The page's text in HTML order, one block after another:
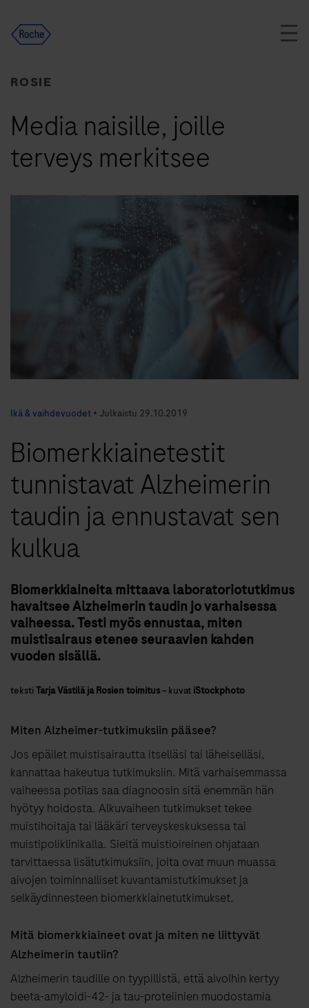
content
ROSIE
Media naisille, joille
terveys merkitsee
Ikä & vaihdevuodet • Julkaistu 29.10.2019
Biomerkkiaine­testit
tunnistavat Alzheimerin
taudin ja ennustavat sen
kulkua
Biomerkkiaineita mittaava laboratoriotutkimus
havaitsee Alzheimerin taudin jo varhaisessa
vaiheessa. Testi myös ennustaa, miten
muistisairaus etenee seuraavien kahden
vuoden sisällä.
tekstiTarja Västilä ja Rosien toimitus~ kuvat iStockphoto
Miten Alzheimer-tutkimuksiin pääsee?
Jos epäilet muistisairautta itselläsi tai läheiselläsi,
kannattaa hakeutua tutkimuksiin. Mitä varhaisemmassa
vaiheessa potilas saa diagnoosin sitä enemmän hän
hyötyy hoidosta. Alkuvaiheen tutkimukset tekee
muistihoitaja tai lääkäri terveyskeskuksessa tai
muistipoliklinikalla. Sieltä muistioireinen ohjataan
tarvittaessa lisätutkimuksiin, joita ovat muun muassa
aivojen toiminnalliset kuvantamistutkimukset ja
selkäydinnesteen biomerkkiainetutkimukset.
Mitä biomerkkiaineet ovat ja miten ne liittyvät
Alzheimerin tautiin?
Alzheimerin taudille on tyypillistä, että aivoihin kertyy
beeta-amyloidi-42- ja tau-proteiinien muodostamia